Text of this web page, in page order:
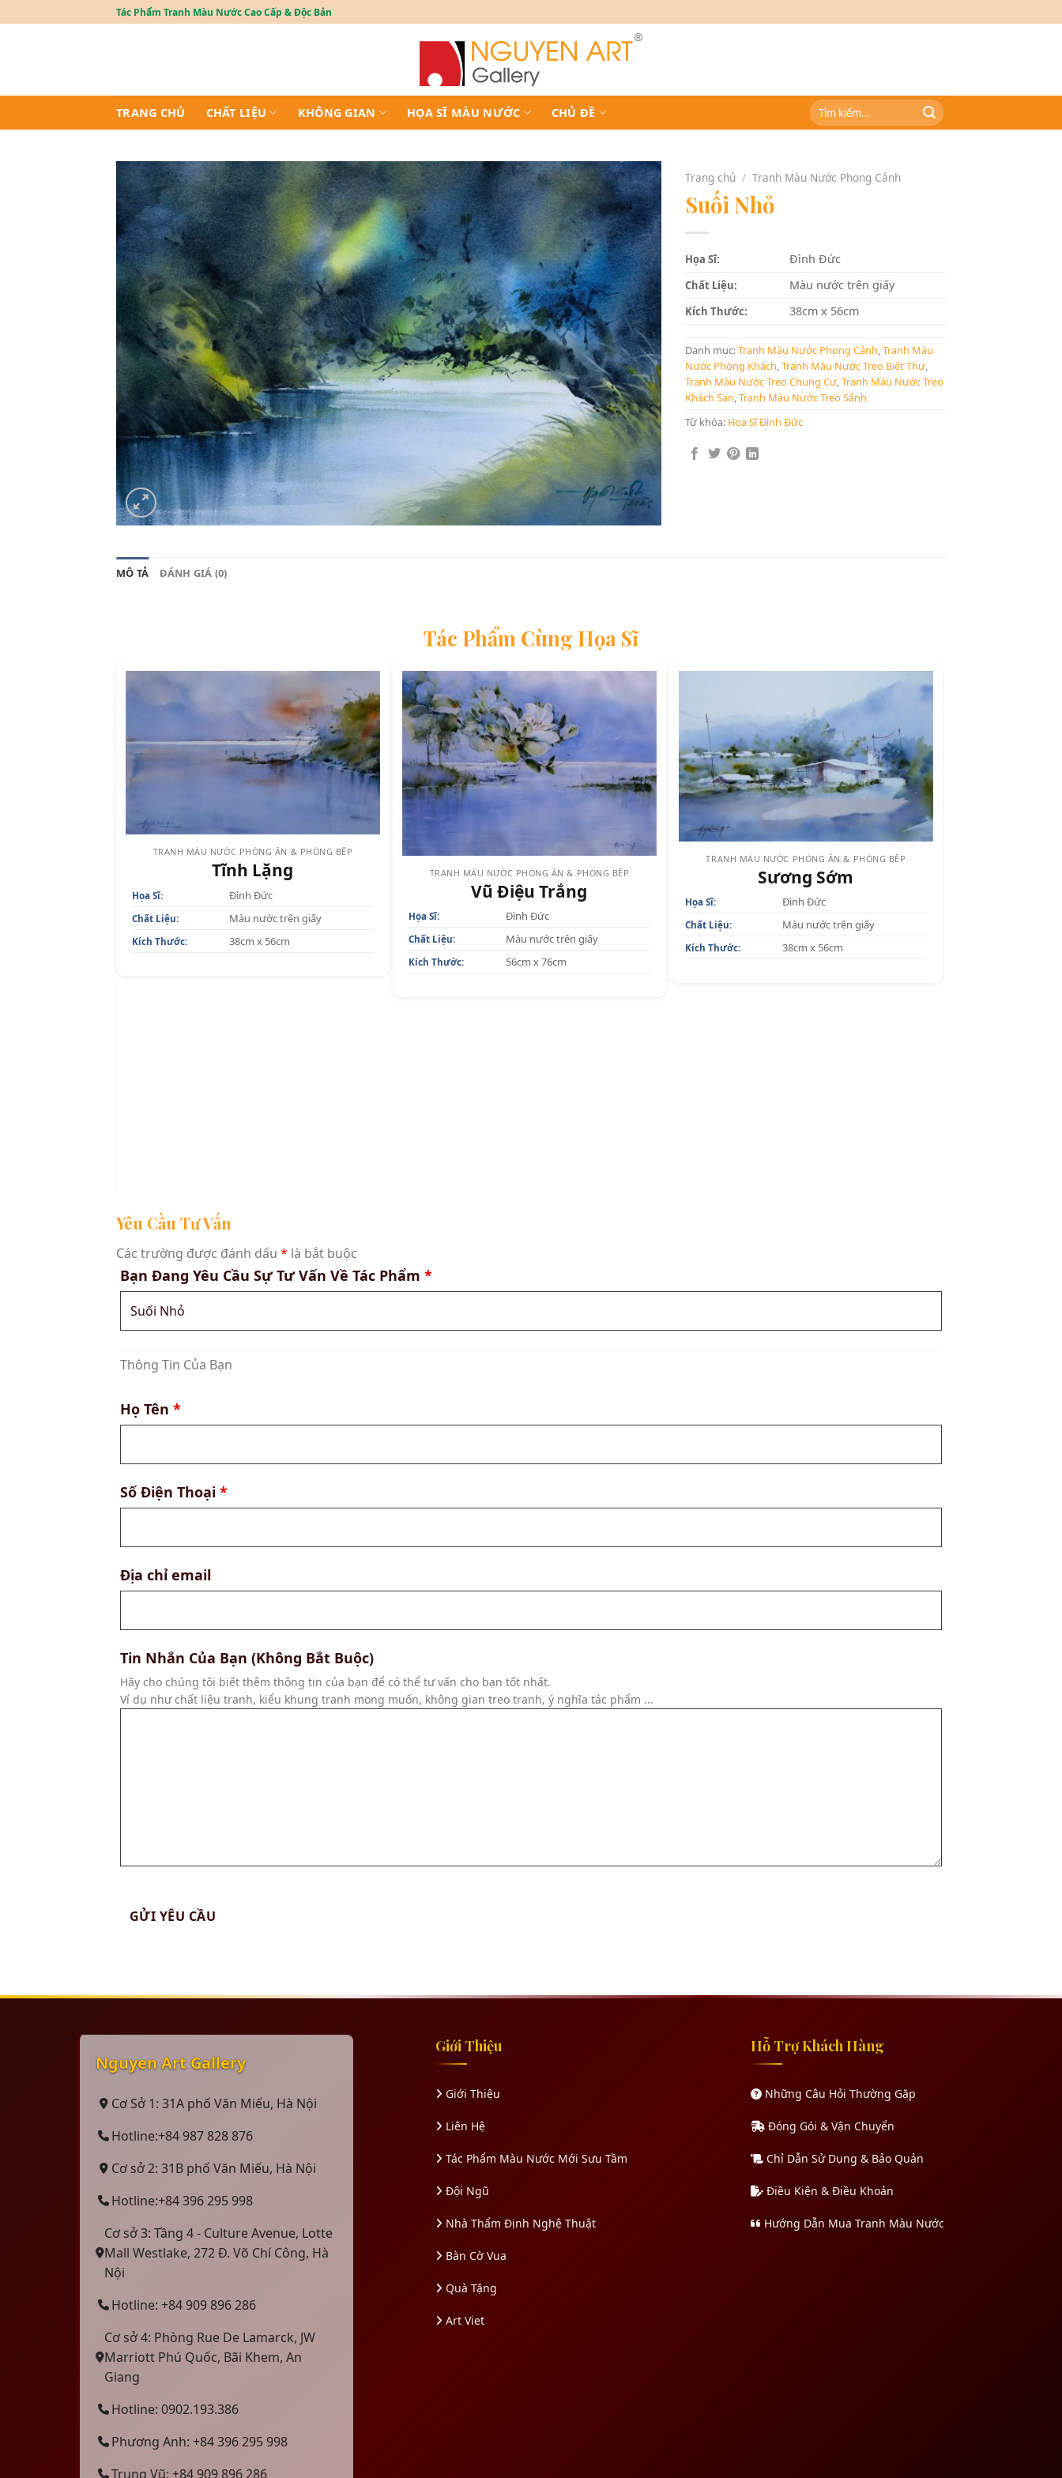
to
Tác Phẩm Tranh Màu Nước Cao Cấp & Độc Bản
TRANG CHỦ CHẤT LIỆU KHÔNG GIAN HỌA SĨ MÀU NƯỚC CHỦ ĐỀ
Tìm
kiếm:
Trang chủ / Tranh Màu Nước Phong Cảnh
Suối Nhỏ
Họa Sĩ: Đình Đức
Chất Liệu: Màu nước trên giấy
Kích Thước: 38cm x 56cm
Danh mục:Tranh Màu Nước Phong Cảnh,Tranh Màu
Nước Phòng Khách,Tranh Màu Nước Treo Biệt Thự,
Tranh Màu Nước Treo Chung Cư,Tranh Màu Nước Treo
Khách Sạn,Tranh Màu Nước Treo Sảnh
Từ khóa: Họa Sĩ Đình Đức
MÔ TẢ ĐÁNH GIÁ (0)
Tác Phẩm Cùng Họa Sĩ
TRANH MÀU NƯỚC PHÒNG ĂN & PHÒNG BẾP
Tĩnh Lặng
Họa Sĩ: Đình Đức
Chất Liệu: Màu nước trên giấy
Kích Thước: 38cm x 56cm
TRANH MÀU NƯỚC PHÒNG ĂN & PHÒNG BẾP
Vũ Điệu Trắng
Họa Sĩ: Đình Đức
Chất Liệu: Màu nước trên giấy
Kích Thước: 56cm x 76cm
TRANH MÀU NƯỚC PHÒNG ĂN & PHÒNG BẾP
Sương Sớm
Họa Sĩ: Đình Đức
Chất Liệu: Màu nước trên giấy
Kích Thước: 38cm x 56cm
Yêu Cầu Tư Vấn
Các trường được đánh dấu * là bắt buộc
Bạn Đang Yêu Cầu Sự Tư Vấn Về Tác Phẩm *
Thông Tin Của Bạn
Họ Tên *
Số Điện Thoại *
Địa chỉ email
Tin Nhắn Của Bạn (Không Bắt Buộc)
Hãy cho chúng tôi biết thêm thông tin của bạn để có thể tư vấn cho bạn tốt nhất.
Ví dụ như chất liệu tranh, kiểu khung tranh mong muốn, không gian treo tranh, ý nghĩa tác phẩm ...
Nguyen Art Gallery
Cơ Sở 1: 31A phố Văn Miếu, Hà Nội
Hotline:+84 987 828 876
Cơ sở 2: 31B phố Văn Miếu, Hà Nội
Hotline:+84 396 295 998
Cơ sở 3: Tầng 4 - Culture Avenue, Lotte
Mall Westlake, 272 Đ. Võ Chí Công, Hà
Nội
Hotline: +84 909 896 286
Cơ sở 4: Phòng Rue De Lamarck, JW
Marriott Phú Quốc, Bãi Khem, An
Giang
Hotline: 0902.193.386
Phương Anh: +84 396 295 998
Trung Vũ: +84 909 896 286
Giới Thiệu
Giới Thiệu
Liên Hệ
Tác Phẩm Màu Nước Mới Sưu Tầm
Đội Ngũ
Nhà Thẩm Định Nghệ Thuật
Bàn Cờ Vua
Quà Tặng
Art Viet
Hỗ Trợ Khách Hàng
Những Câu Hỏi Thường Gặp
Đóng Gói & Vận Chuyển
Chỉ Dẫn Sử Dụng & Bảo Quản
Điều Kiện & Điều Khoản
Hướng Dẫn Mua Tranh Màu Nước